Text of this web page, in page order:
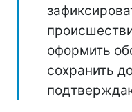
оформить
сохранить